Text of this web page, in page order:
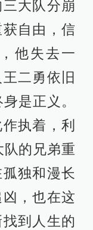
大队分崩
自由，信
他失去一
二勇依旧
是正义。
执着，利
的兄弟重
独和漫长
，也在这
到人生的